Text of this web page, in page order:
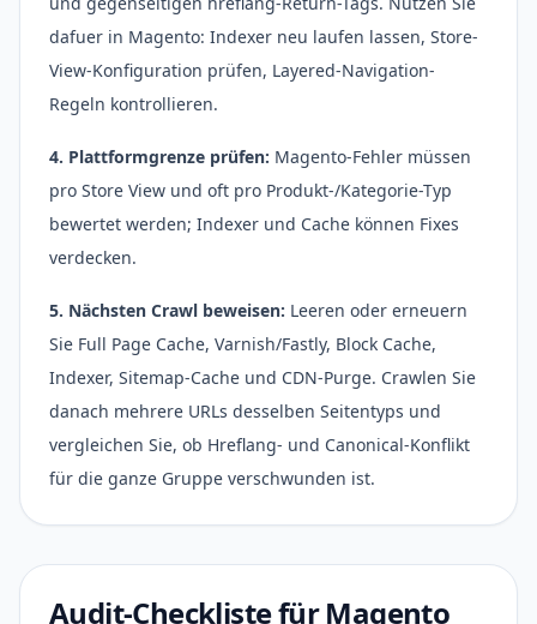
dafuer in Magento: Indexer neu laufen lassen, Store-
View-Konfiguration prüfen, Layered-Navigation-
Regeln kontrollieren.
4. Plattformgrenze prüfen: Magento-Fehler müssen
pro Store View und oft pro Produkt-/Kategorie-Typ
bewertet werden; Indexer und Cache können Fixes
verdecken.
5. Nächsten Crawl beweisen: Leeren oder erneuern
Sie Full Page Cache, Varnish/Fastly, Block Cache,
Indexer, Sitemap-Cache und CDN-Purge. Crawlen Sie
danach mehrere URLs desselben Seitentyps und
vergleichen Sie, ob Hreflang- und Canonical-Konflikt
für die ganze Gruppe verschwunden ist.
Audit-Checkliste für Magento